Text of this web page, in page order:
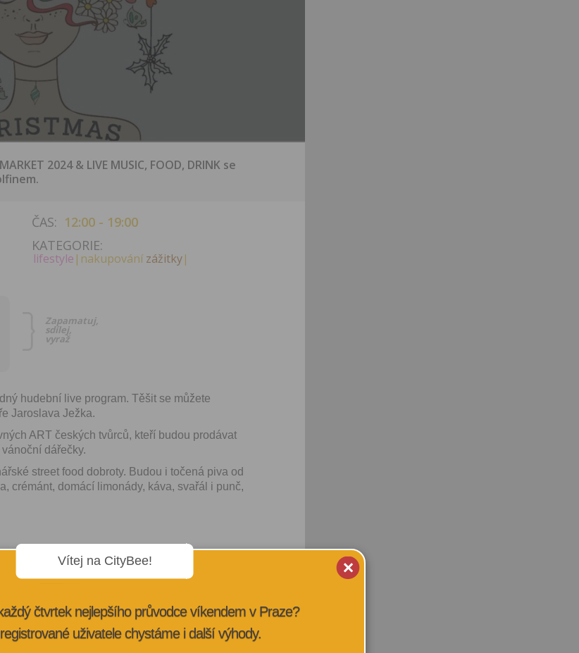
2024 & LIVE MUSIC, FOOD, DRINK se
ČAS: 12:00 - 19:00
KATEGORIE:
lifestyle |nakupování zážitky|
Zapamatuj,
sdílej,
vyraž
hudební live program. Těšit se můžete
Jaroslava Ježka.
ART českých tvůrců, kteří budou prodávat
dářečky.
street food dobroty. Budou i točená piva od
crémánt, domácí limonády, káva, svařál i punč,
Vítej na CityBee!
čtvrtek nejlepšího průvodce víkendem v Praze?
uživatele chystáme i další výhody.